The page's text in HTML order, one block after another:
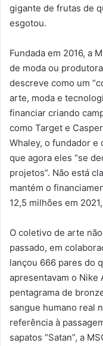
gigante de frutas de
esgotou.
Fundada em 2016, a
de moda ou
descreve como um
arte, moda e
financiar criando
como Target e
Whaley, o fundador
que agora eles “se
projetos”. Não está
mantém o
12,5 milhões em
O coletivo de arte
passado, em
lançou 666 pares do
apresentavam o Nike
pentagrama de
sangue humano real
referência à
sapatos “Satan”, a